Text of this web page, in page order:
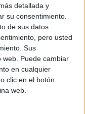
detallada y
su consentimiento.
de sus datos
pero usted
Sus
web. Puede cambiar
en cualquier
clic en el botón
web.
de datos
(Editora de la